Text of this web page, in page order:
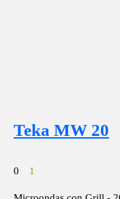
Teka MW 20
0 1